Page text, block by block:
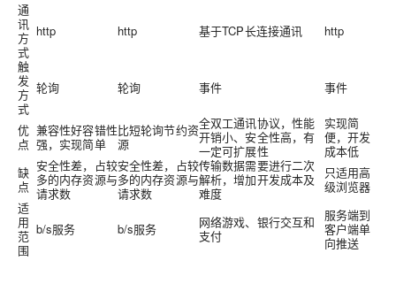
通
讯
方
式
http http 基于TCP长连接通讯 http
触
发
方
式
轮询 轮询 事件 事件
优
点
兼容性好容错性
强，实现简单
比短轮询节约资
源
全双工通讯协议，性能
开销小、安全性高，有
一定可扩展性
实现简
便，开发
成本低
缺
点
安全性差，占较
多的内存资源与
请求数
安全性差，占较
多的内存资源与
请求数
传输数据需要进行二次
解析，增加开发成本及
难度
只适用高
级浏览器
适
用
范
围
b/s服务 b/s服务
网络游戏、银行交互和
支付
服务端到
客户端单
向推送